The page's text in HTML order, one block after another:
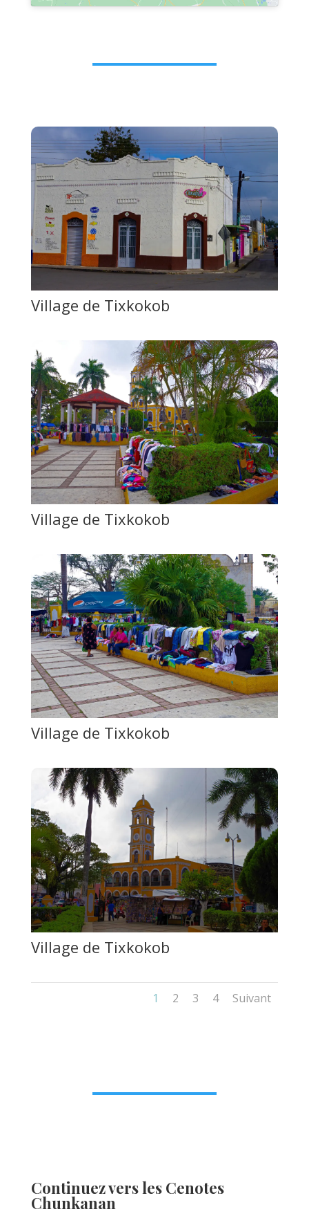
Village de Tixkokob
Village de Tixkokob
Village de Tixkokob
Village de Tixkokob
1 2 3 4 Suivant
Continuez vers les Cenotes
Chunkanan